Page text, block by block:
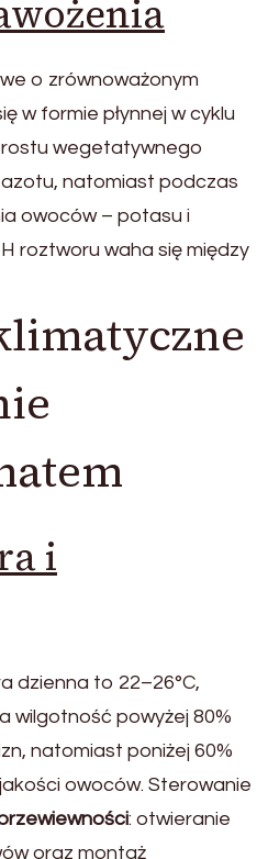
o zrównoważonym
w formie płynnej w cyklu
wegetatywnego
azotu, natomiast podczas
owoców – potasu i
roztworu waha się między
i
dzienna to 22–26°C,
wilgotność powyżej 80%
natomiast poniżej 60%
owoców. Sterowanie
: otwieranie
oraz montaż